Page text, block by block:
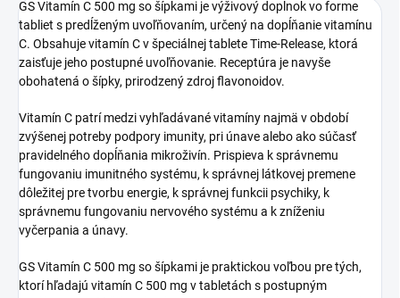
GS Vitamín C 500 mg so šípkami je výživový doplnok vo forme
tabliet s predĺženým uvoľňovaním, určený na dopĺňanie vitamínu
C. Obsahuje vitamín C v špeciálnej tablete Time-Release, ktorá
zaisťuje jeho postupné uvoľňovanie. Receptúra je navyše
obohatená o šípky, prirodzený zdroj flavonoidov.
Vitamín C patrí medzi vyhľadávané vitamíny najmä v období
zvýšenej potreby podpory imunity, pri únave alebo ako súčasť
pravidelného dopĺňania mikroživín. Prispieva k správnemu
fungovaniu imunitného systému, k správnej látkovej premene
dôležitej pre tvorbu energie, k správnej funkcii psychiky, k
správnemu fungovaniu nervového systému a k zníženiu
vyčerpania a únavy.
GS Vitamín C 500 mg so šípkami je praktickou voľbou pre tých,
ktorí hľadajú vitamín C 500 mg v tabletách s postupným